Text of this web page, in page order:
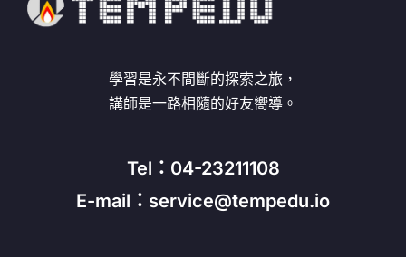
學習是永不間斷的探索之旅，
講師是一路相隨的好友嚮導。
Tel：04-23211108
E-mail：service@tempedu.io